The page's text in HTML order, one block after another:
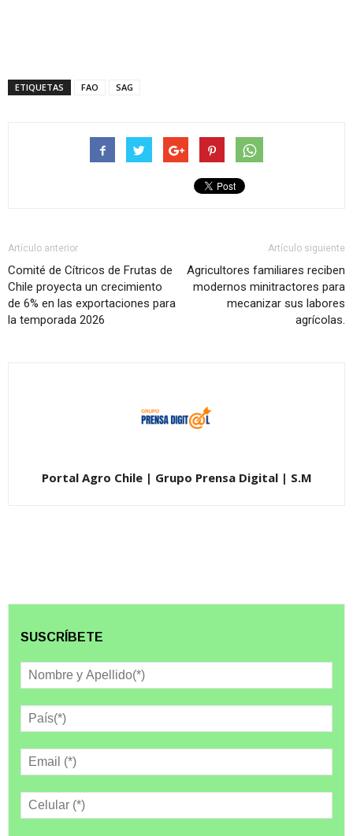
ETIQUETAS FAO SAG
Artículo anterior
Comité de Cítricos de Frutas de
Chile proyecta un crecimiento
de 6% en las exportaciones para
la temporada 2026
Artículo siguiente
Agricultores familiares reciben
modernos minitractores para
mecanizar sus labores
agrícolas.
Portal Agro Chile | Grupo Prensa Digital | S.M
SUSCRÍBETE